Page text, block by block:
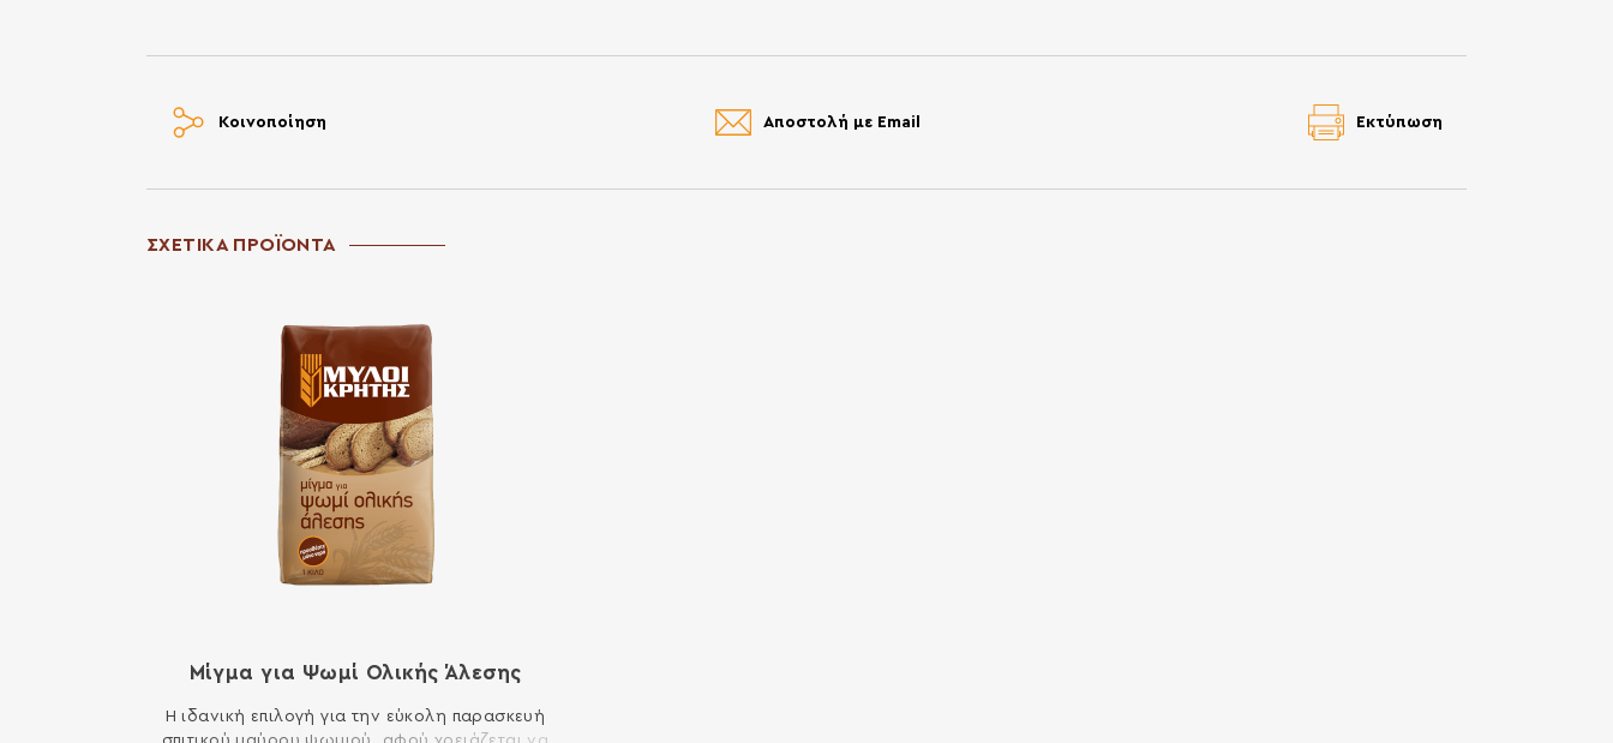
Κοινοποίηση Αποστολή με Email Εκτύπωση
ΣΧΕΤΙΚΑ ΠΡΟΪΟΝΤΑ
Μίγμα για Ψωμί Ολικής Άλεσης
Η ιδανική επιλογή για την εύκολη παρασκευή